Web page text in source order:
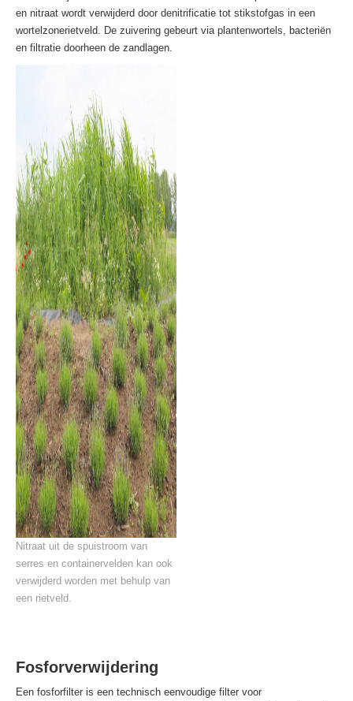
en nitraat wordt verwijderd door denitrificatie tot stikstofgas in een
wortelzonerietveld. De zuivering gebeurt via plantenwortels, bacteriën
en filtratie doorheen de zandlagen.
Nitraat uit de spuistroom van
serres en containervelden kan ook
verwijderd worden met behulp van
een rietveld.
Fosforverwijdering
Een fosforfilter is een technisch eenvoudige filter voor